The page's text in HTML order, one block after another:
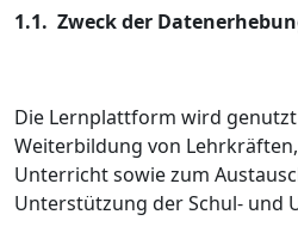
1.1. Zweck der
Die Lernplattform wird
Weiterbildung von
Unterricht sowie zum
Unterstützung der Schul- und